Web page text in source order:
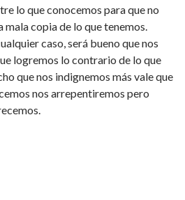
lo que conocemos para que no
mala copia de lo que tenemos.
caso, será bueno que nos
logremos lo contrario de lo que
que nos indignemos más vale que
nos arrepentiremos pero